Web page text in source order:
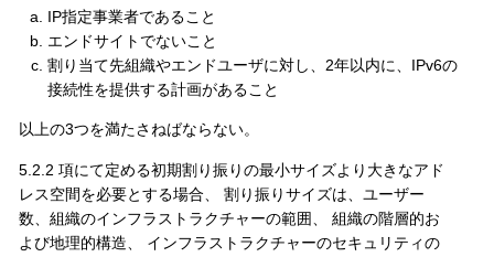
IP指定事業者であること
エンドサイトでないこと
割り当て先組織やエンドユーザに対し、2年以内に、IPv6の
接続性を提供する計画があること
以上の3つを満たさねばならない。
5.2.2 項にて定める初期割り振りの最小サイズより大きなアド
レス空間を必要とする場合、 割り振りサイズは、ユーザー
数、組織のインフラストラクチャーの範囲、 組織の階層的お
よび地理的構造、 インフラストラクチャーのセキュリティの